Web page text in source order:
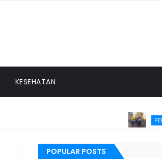
KESEHATAN
POPULAR POSTS